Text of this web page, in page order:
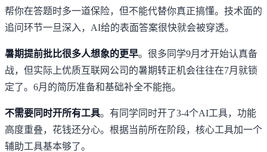
帮你在答题时多一道保险，但不能代替你真正搞懂。技术面的
追问环节一旦深入，AI给的表面答案很快就会被穿透。
暑期提前批比很多人想象的更早。很多同学9月才开始认真备
战，但实际上优质互联网公司的暑期转正机会往往在7月就锁
定了。6月的简历准备和基础补全不能拖。
不需要同时开所有工具。有同学同时开了3-4个AI工具，功能
高度重叠，花钱还分心。根据当前所在阶段，核心工具加一个
辅助工具基本够了。